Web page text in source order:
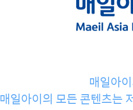
매일아
매일아이의 모든 콘텐츠는